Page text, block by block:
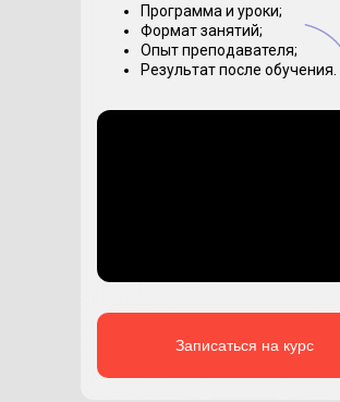
Программа и уроки;
Формат занятий;
Опыт преподавателя;
Результат после обучения.
Записаться на курс